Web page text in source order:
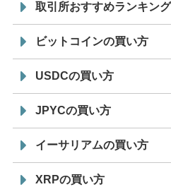
取引所おすすめランキング
ビットコインの買い方
USDCの買い方
JPYCの買い方
イーサリアムの買い方
XRPの買い方